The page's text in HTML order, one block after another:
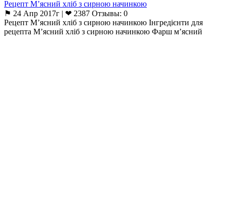
Рецепт М’ясний хліб з сирною начинкою
⚑ 24 Апр 2017г | ❤ 2387 Отзывы: 0
Рецепт М’ясний хліб з сирною начинкою Інгредієнти для
рецепта М’ясний хліб з сирною начинкою Фарш м’ясний